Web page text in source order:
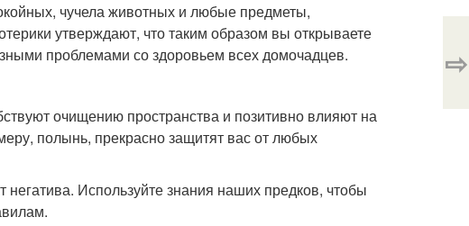
чучела животных и любые предметы,
утверждают, что таким образом вы открываете
проблемами со здоровьем всех домочадцев.
очищению пространства и позитивно влияют на
полынь, прекрасно защитят вас от любых
Используйте знания наших предков, чтобы
⇨